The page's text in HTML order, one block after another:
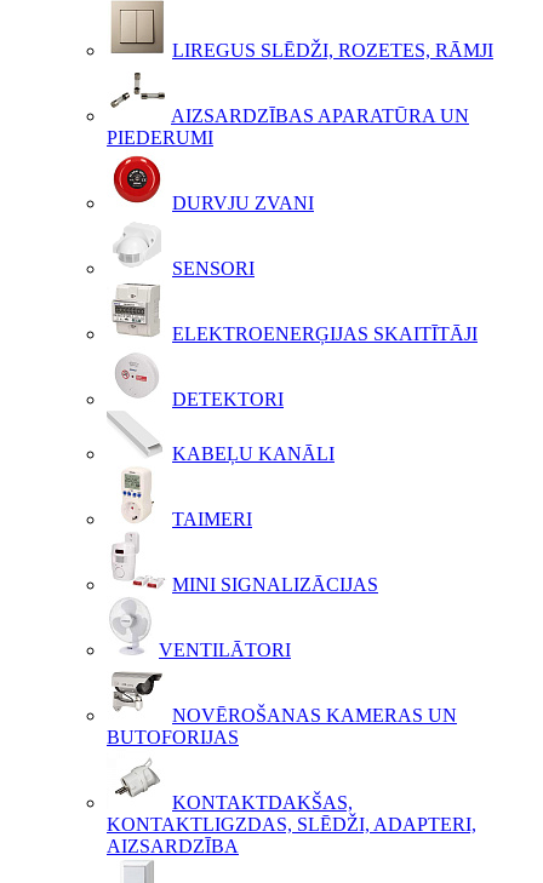
LIREGUS SLĒDŽI, ROZETES, RĀMJI
AIZSARDZĪBAS APARATŪRA UN
PIEDERUMI
DURVJU ZVANI
SENSORI
ELEKTROENERĢIJAS SKAITĪTĀJI
DETEKTORI
KABEĻU KANĀLI
TAIMERI
MINI SIGNALIZĀCIJAS
VENTILĀTORI
NOVĒROŠANAS KAMERAS UN
BUTOFORIJAS
KONTAKTDAKŠAS,
KONTAKTLIGZDAS, SLĒDŽI, ADAPTERI,
AIZSARDZĪBA